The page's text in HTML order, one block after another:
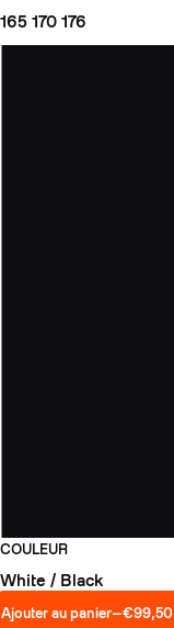
165 170 176
COULEUR
White / Black
Ajouter au panier—€99,50